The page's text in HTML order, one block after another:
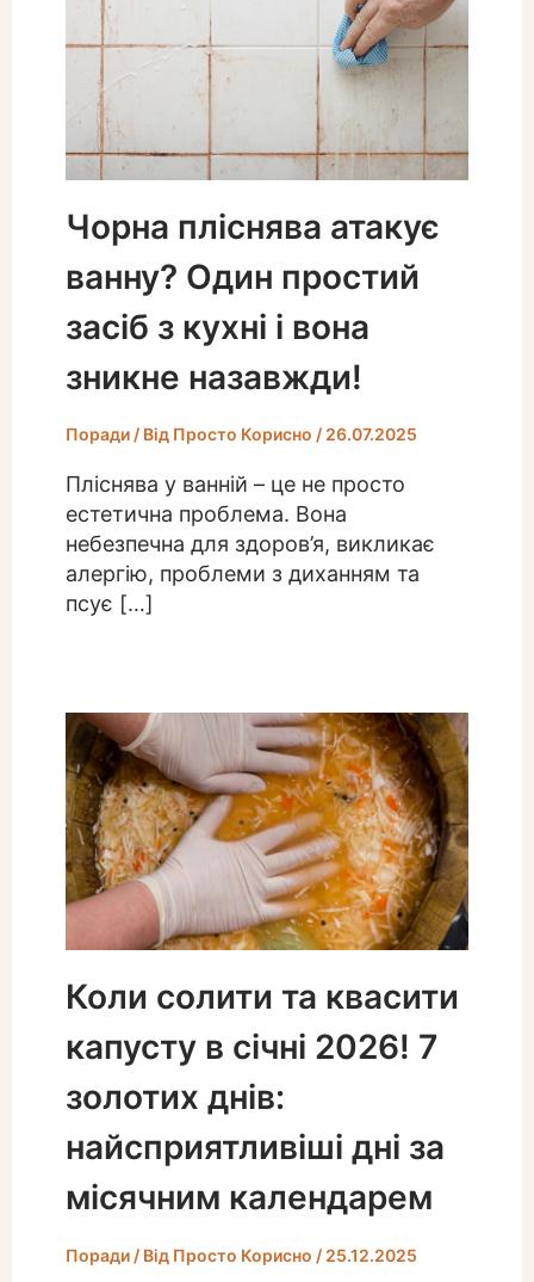
Чорна пліснява атакує
ванну? Один простий
засіб з кухні і вона
зникне назавжди!
Поради/ Від Просто Корисно / 26.07.2025
Пліснява у ванній – це не просто
естетична проблема. Вона
небезпечна для здоров’я, викликає
алергію, проблеми з диханням та
псує […]
Коли солити та квасити
капусту в січні 2026! 7
золотих днів:
найсприятливіші дні за
місячним календарем
Поради/ Від Просто Корисно / 25.12.2025